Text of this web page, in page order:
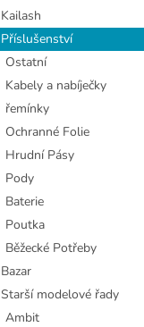
Kailash
Příslušenství
Ostatní
Kabely a nabíječky
řemínky
Ochranné Folie
Hrudní Pásy
Pody
Baterie
Poutka
Běžecké Potřeby
Bazar
Starší modelové řady
Ambit